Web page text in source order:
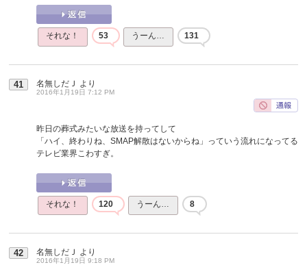
それな！ 53 うーん… 131
41 名無しだＪ より
2016年1月19日 7:12 PM
昨日の葬式みたいな放送を持ってして
「ハイ、終わりね、SMAP解散はないからね」っていう流れになってる
テレビ業界こわすぎ。
それな！ 120 うーん… 8
42 名無しだＪ より
2016年1月19日 9:18 PM